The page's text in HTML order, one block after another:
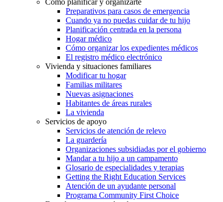
Preparativos para casos de emergencia
Cuando ya no puedas cuidar de tu hijo
Planificación centrada en la persona
Hogar médico
Cómo organizar los expedientes médicos
El registro médico electrónico
Vivienda y situaciones familiares
Modificar tu hogar
Familias militares
Nuevas asignaciones
Habitantes de áreas rurales
La vivienda
Servicios de apoyo
Servicios de atención de relevo
La guardería
Organizaciones subsidiadas por el gobierno
Mandar a tu hijo a un campamento
Glosario de especialidades y terapias
Getting the Right Education Services
Atención de un ayudante personal
Programa Community First Choice